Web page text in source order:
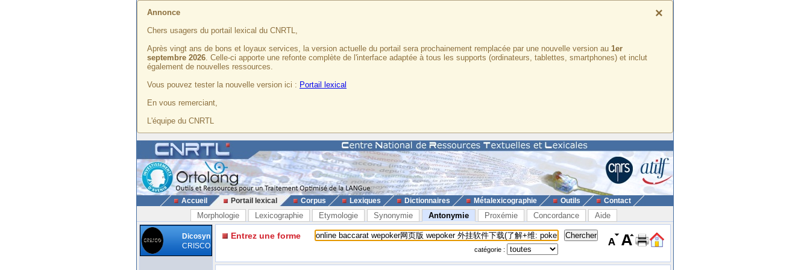
×
Annonce
Chers usagers du portail lexical du CNRTL,
Après vingt ans de bons et loyaux services, la version actuelle du portail sera prochainement remplacée par une nouvelle version au 1er
septembre 2026. Celle-ci apporte une refonte complète de l'interface adaptée à tous les supports (ordinateurs, tablettes, smartphones) et inclut
également de nouvelles ressources.
Vous pouvez tester la nouvelle version ici : Portail lexical
En vous remerciant,
L'équipe du CNRTL
Accueil Portail lexical Corpus Lexiques Dictionnaires Métalexicographie Outils Contact
Morphologie Lexicographie Etymologie Synonymie Antonymie Proxémie Concordance Aide
Dicosyn
CRISCO
Entrez une forme
catégorie :